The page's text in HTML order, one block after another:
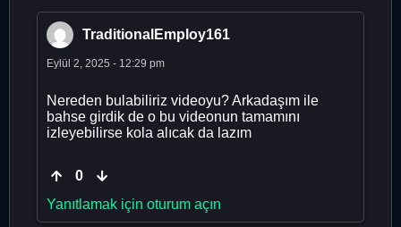
TraditionalEmploy161
Eylül 2, 2025 - 12:29 pm
Nereden bulabiliriz videoyu? Arkadaşım ile
bahse girdik de o bu videonun tamamını
izleyebilirse kola alıcak da lazım
0
Yanıtlamak için oturum açın